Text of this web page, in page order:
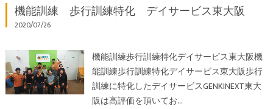
機能訓練 歩行訓練特化 デイサービス東大阪
2020/07/26
機能訓練歩行訓練特化デイサービス東大阪機
能訓練歩行訓練特化デイサービス東大阪歩行
訓練に特化したデイサービスGENKINEXT東大
阪は高評価を頂いてお…